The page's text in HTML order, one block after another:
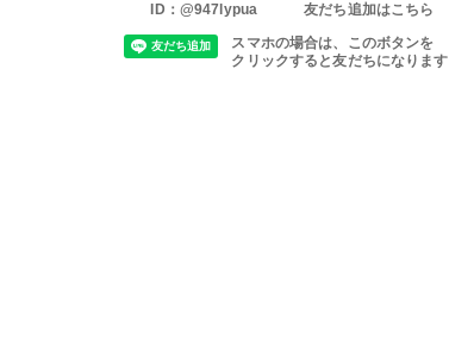
ID：@947lypua 友だち追加はこちら
スマホの場合は、このボタンを
クリックすると友だちになります